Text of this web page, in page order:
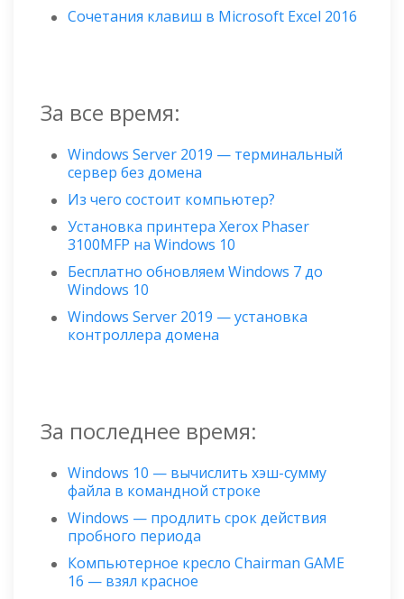
Сочетания клавиш в Microsoft Excel 2016
За все время:
Windows Server 2019 — терминальный
сервер без домена
Из чего состоит компьютер?
Установка принтера Xerox Phaser
3100MFP на Windows 10
Бесплатно обновляем Windows 7 до
Windows 10
Windows Server 2019 — установка
контроллера домена
За последнее время:
Windows 10 — вычислить хэш-сумму
файла в командной строке
Windows — продлить срок действия
пробного периода
Компьютерное кресло Chairman GAME
16 — взял красное